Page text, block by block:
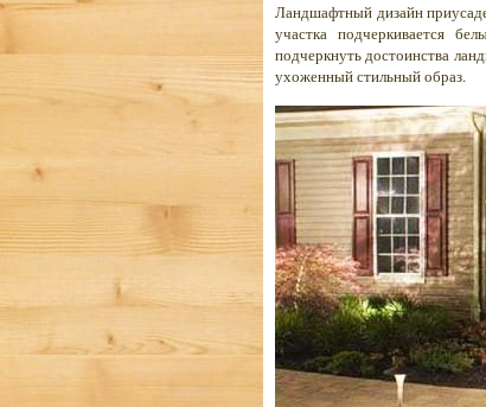
Ландшафтный дизайн
участка подчеркивается
подчеркнуть достоинства
ухоженный стильный образ.